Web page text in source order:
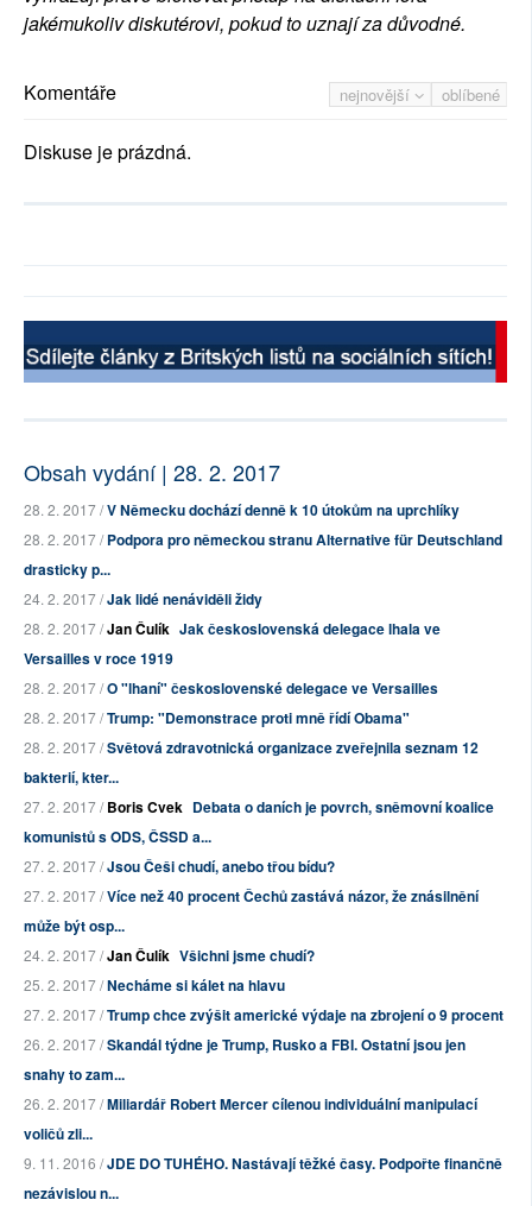
jakémukoliv diskutérovi, pokud to uznají za důvodné.
nejnovější oblíbené
Komentáře
Diskuse je prázdná.
Obsah vydání | 28. 2. 2017
28. 2. 2017 /V Německu dochází denně k 10 útokům na uprchlíky
28. 2. 2017 /Podpora pro německou stranu Alternative für Deutschland
drasticky p...
24. 2. 2017 /Jak lidé nenáviděli židy
28. 2. 2017 /Jan Čulík Jak československá delegace lhala ve
Versailles v roce 1919
28. 2. 2017 /O "lhaní" československé delegace ve Versailles
28. 2. 2017 /Trump: "Demonstrace proti mně řídí Obama"
28. 2. 2017 /Světová zdravotnická organizace zveřejnila seznam 12
bakterií, kter...
27. 2. 2017 /Boris Cvek Debata o daních je povrch, sněmovní koalice
komunistů s ODS, ČSSD a...
27. 2. 2017 /Jsou Češi chudí, anebo třou bídu?
27. 2. 2017 /Více než 40 procent Čechů zastává názor, že znásilnění
může být osp...
24. 2. 2017 /Jan Čulík Všichni jsme chudí?
25. 2. 2017 /Necháme si kálet na hlavu
27. 2. 2017 /Trump chce zvýšit americké výdaje na zbrojení o 9 procent
26. 2. 2017 /Skandál týdne je Trump, Rusko a FBI. Ostatní jsou jen
snahy to zam...
26. 2. 2017 /Miliardář Robert Mercer cílenou individuální manipulací
voličů zli...
9. 11. 2016 /JDE DO TUHÉHO. Nastávají těžké časy. Podpořte finančně
nezávislou n...